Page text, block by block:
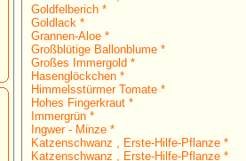
Goldfelberich *
Goldlack *
Grannen-Aloe *
Großblütige Ballonblume *
Großes Immergold *
Hasenglöckchen *
Himmelsstürmer Tomate *
Hohes Fingerkraut *
Immergrün *
Ingwer - Minze *
Katzenschwanz , Erste-Hilfe-Pflanze *
Katzenschwanz , Erste-Hilfe-Pflanze *